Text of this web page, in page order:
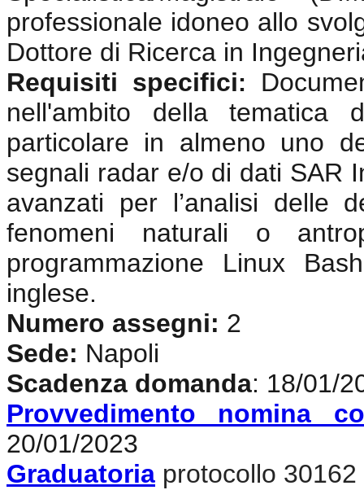
professionale idoneo allo
Dottore di Ricerca in
Requisiti specifici:
nell'ambito della
particolare in almeno uno
segnali radar e/o di dati SAR
avanzati per l’analisi delle
fenomeni naturali o
programmazione Linux
inglese.
Numero assegni: 2
Sede: Napoli
Scadenza domanda: 18/01/
Provvedimento nomina
20/01/2023
Graduatoria protocollo